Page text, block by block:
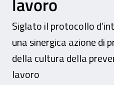
Siglato il protocollo
una sinergica azione di
della cultura della
lavoro